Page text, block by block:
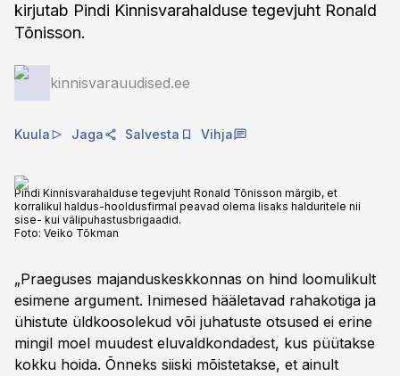
kirjutab Pindi Kinnisvarahalduse tegevjuht Ronald
Tõnisson.
kinnisvarauudised.ee
Kuula Jaga Salvesta Vihja
Pindi Kinnisvarahalduse tegevjuht Ronald Tõnisson märgib, et
korralikul haldus-hooldusfirmal peavad olema lisaks halduritele nii
sise- kui välipuhastusbrigaadid.
Foto: Veiko Tõkman
„Praeguses majanduskeskkonnas on hind loomulikult
esimene argument. Inimesed hääletavad rahakotiga ja
ühistute üldkoosolekud või juhatuste otsused ei erine
mingil moel muudest eluvaldkondadest, kus püütakse
kokku hoida. Õnneks siiski mõistetakse, et ainult